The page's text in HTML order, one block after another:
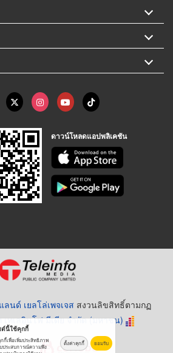
ดาวน์โหลดแอปพลิเคชัน
ลนด์ เยลโล่เพจเจส สงวนลิขสิทธิ์ตามกฏ
เทเลอินโฟ มีเดีย จำกัด (มหาชน)
ต์นี้ใช้คุกกี้
กกี้เพื่อเพิ่มประสิทธิภาพ
ประสบการณ์ความพึง
ตั้งค่าคุกกี้ ยอมรับ